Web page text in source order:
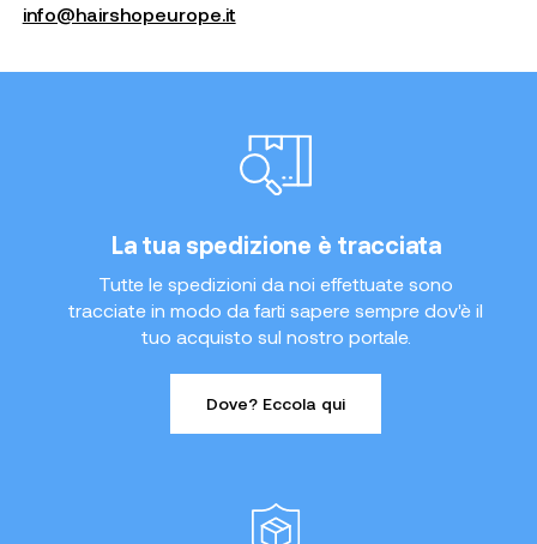
info@hairshopeurope.it
La tua spedizione è tracciata
Tutte le spedizioni da noi effettuate sono
tracciate in modo da farti sapere sempre dov'è il
tuo acquisto sul nostro portale.
Dove? Eccola qui